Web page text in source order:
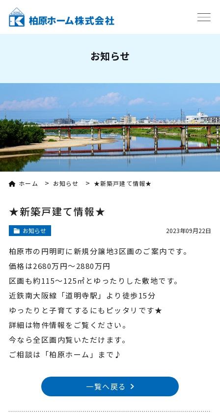
お知らせ
ホーム > お知らせ > ★新築戸建て情報★
★新築戸建て情報★
お知らせ 2023年09月22日
柏原市の円明町に新規分譲地3区画のご案内です。
価格は2680万円～2880万円
区画も約115～125㎡とゆったりした敷地です。
近鉄南大阪線「道明寺駅」より徒歩15分
ゆったりと子育てするにもピッタリです★
詳細は物件情報をご覧ください。
今なら全区画内覧いただけます。
ご相談は「柏原ホーム」まで♪
一覧へ戻る